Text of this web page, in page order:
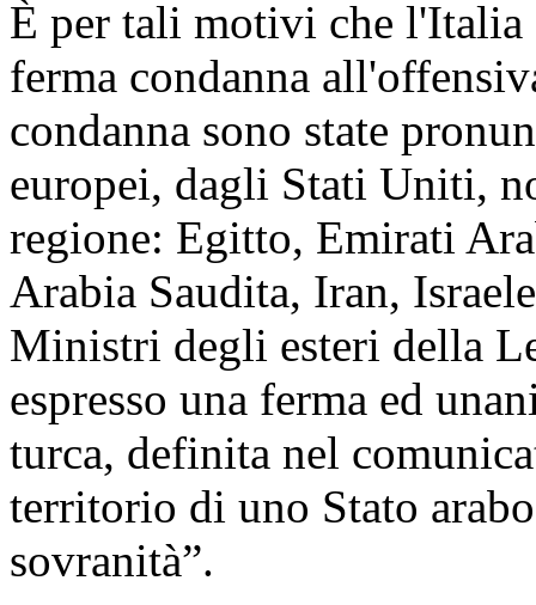
È per tali motivi che l'Italia
ferma condanna
condanna sono state
europei, dagli Stati Uniti,
regione: Egitto, Emirati
Arabia Saudita, Iran,
Ministri degli esteri della
espresso una ferma ed
turca, definita nel
territorio di uno Stato
sovranità”.